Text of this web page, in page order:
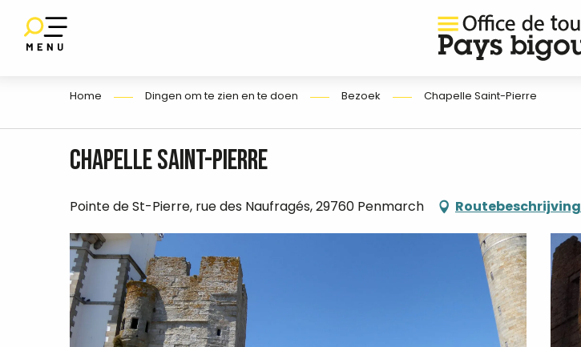
contenu
Home Dingen om te zien en te doen Bezoek Chapelle Saint-Pierre
Chapelle Saint-Pierre
Pointe de St-Pierre, rue des Naufragés, 29760 Penmarch Routebeschrijving